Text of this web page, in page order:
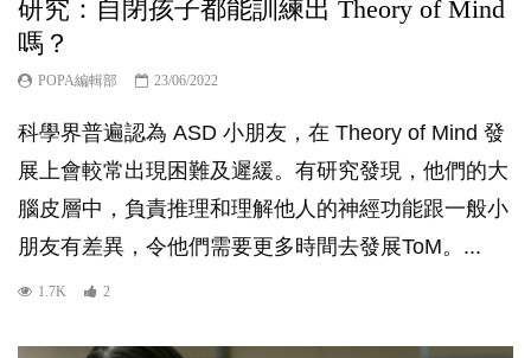
研究：自閉孩子都能訓練出 Theory of Mind
嗎？
POPA編輯部 23/06/2022
科學界普遍認為 ASD 小朋友，在 Theory of Mind 發
展上會較常出現困難及遲緩。有研究發現，他們的大
腦皮層中，負責推理和理解他人的神經功能跟一般小
朋友有差異，令他們需要更多時間去發展ToM。...
1.7K 2